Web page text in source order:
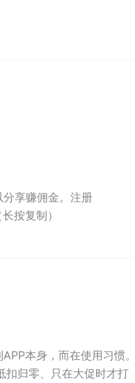
享赚佣金。注册
按复制）
本身，而在使用习惯。
扣归零、只在大促时才打